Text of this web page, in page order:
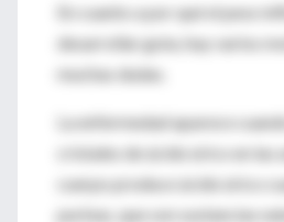
En cuanto a por qué el peso
desarrollar gota, hay varios
muchas dudas.
La enfermedad aparece
cristales de ácido úrico en las
cuerpo produce ácido úrico
purinas, que son sustancias